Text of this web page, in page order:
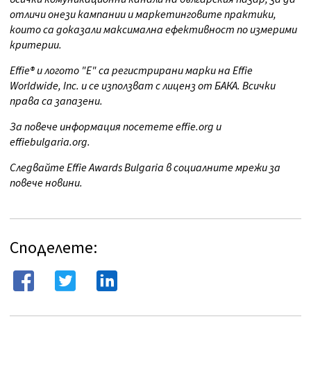
отличи онези кампании и маркетинговите практики,
които са доказали максимална ефективност по измерими
критерии.
Effie® и логото "E" са регистрирани марки на Effie
Worldwide, Inc. и се използват с лиценз от БАКА. Всички
права са запазени.
За повече информация посетете effie.org и
effiebulgaria.org.
Следвайте Effie Awards Bulgaria в социалните мрежи за
повече новини.
Споделете: